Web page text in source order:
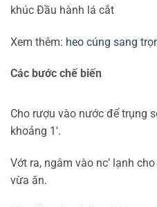
khúc Đầu hành lá cắt
Xem thêm: heo cúng sang
Các bước chế biến
Cho rượu vào nước để trụng
khoảng 1′.
Vớt ra, ngâm vào nc’ lạnh
vừa ăn.